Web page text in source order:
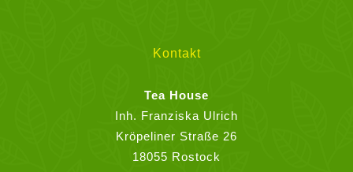
Produktseite
gewählt
werden
Kontakt
Tea House
Inh. Franziska Ulrich
Kröpeliner Straße 26
18055 Rostock